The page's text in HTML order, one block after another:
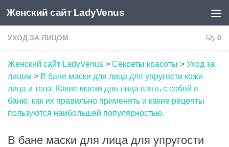
Skip to content
Женский сайт LadyVenus
УХОД ЗА ЛИЦОМ 0
Женский сайт LadyVenus > Секреты красоты > Уход за
лицом > В бане маски для лица для упругости кожи
лица и тела. Какие маски для лица взять с собой в
баню, как их правильно применять и какие рецепты
пользуются наибольшей популярностью.
В бане маски для лица для упругости